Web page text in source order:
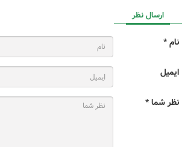
ارسال نظر
نام *
ایمیل
نظر شما *